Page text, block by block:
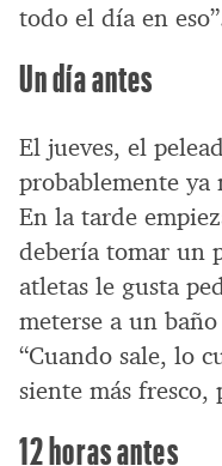
todo el día en
Un día antes
El jueves, el
probablemente ya
En la tarde
debería tomar un
atletas le gusta
meterse a un
“Cuando sale, lo
siente más fresco,
12 horas antes